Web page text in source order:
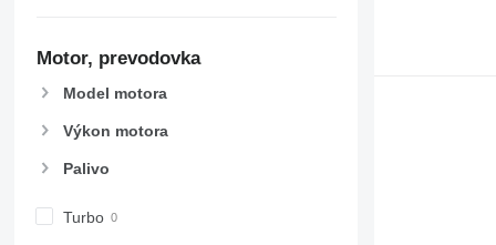
6800
6810
6830
6900
6920
Motor, prevodovka
Model motora
Výkon motora
Palivo
Turbo